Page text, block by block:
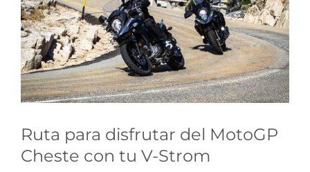
MotoGP Cheste con tu
V-Strom
Tips para tu Ruta
Ruta para disfrutar del MotoGP
Cheste con tu V-Strom